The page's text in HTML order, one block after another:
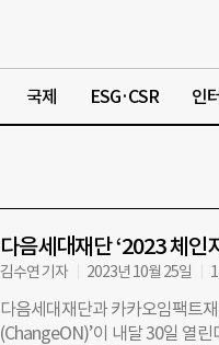
국제 ESG·CSR 인
다음세대재단 ‘2023 체인
김수연 기자 2023년 10월 25일
다음세대재단과 카카오임팩트
(ChangeON)’이 내달 30일 열